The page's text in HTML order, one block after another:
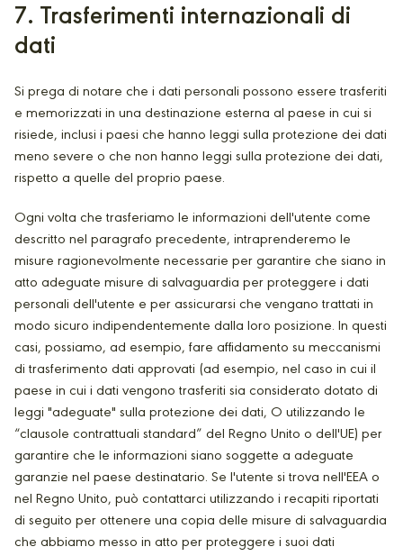
7. Trasferimenti internazionali di
dati
Si prega di notare che i dati personali possono essere trasferiti
e memorizzati in una destinazione esterna al paese in cui si
risiede, inclusi i paesi che hanno leggi sulla protezione dei dati
meno severe o che non hanno leggi sulla protezione dei dati,
rispetto a quelle del proprio paese.
Ogni volta che trasferiamo le informazioni dell'utente come
descritto nel paragrafo precedente, intraprenderemo le
misure ragionevolmente necessarie per garantire che siano in
atto adeguate misure di salvaguardia per proteggere i dati
personali dell'utente e per assicurarsi che vengano trattati in
modo sicuro indipendentemente dalla loro posizione. In questi
casi, possiamo, ad esempio, fare affidamento su meccanismi
di trasferimento dati approvati (ad esempio, nel caso in cui il
paese in cui i dati vengono trasferiti sia considerato dotato di
leggi "adeguate" sulla protezione dei dati, O utilizzando le
“clausole contrattuali standard” del Regno Unito o dell'UE) per
garantire che le informazioni siano soggette a adeguate
garanzie nel paese destinatario. Se l'utente si trova nell'EEA o
nel Regno Unito, può contattarci utilizzando i recapiti riportati
di seguito per ottenere una copia delle misure di salvaguardia
che abbiamo messo in atto per proteggere i suoi dati